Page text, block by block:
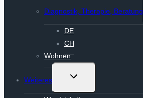
Diagnostik, Therapie, Beratung
DE
CH
Wohnen
Weiteres
Untermenü